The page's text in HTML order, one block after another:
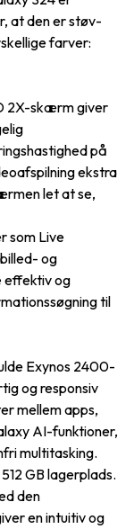
at den er støv-
farver:
2X-skærm giver
på
ekstra
let at se,
som Live
og
effektiv og
til
Exynos 2400-
og responsiv
mellem apps,
AI-funktioner,
multitasking.
GB lagerplads.
den
en intuitiv og